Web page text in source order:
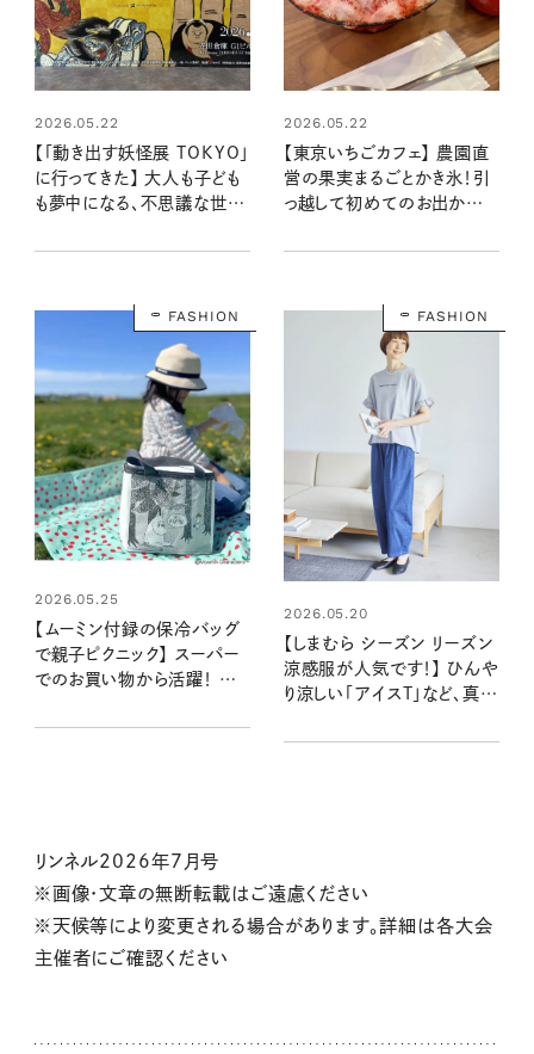
2026.05.22
【「動き出す妖怪展 TOKYO」
に行ってきた】 大人も子ども
も夢中になる、不思議な世界
出かけにおすすめ！
2026.05.22
【東京いちごカフェ】 農園直
営の果実まるごとかき氷！引
っ越して初めてのお出かけ
て。
FASHION
2026.05.25
【ムーミン付録の保冷バッグ
で親子ピクニック】 スーパー
でのお買い物から活躍！ か
入り♪
FASHION
2026.05.20
【しまむら シーズン リーズン
涼感服が人気です！】 ひんや
り涼しい「アイスT」など、真夏
リンネル2026年7月号
※画像・文章の無断転載はご遠慮ください
※天候等により変更される場合があります。詳細は各大会
主催者にご確認ください